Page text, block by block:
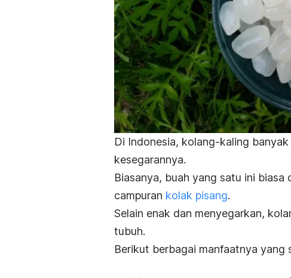
Di Indonesia, kolang-kaling
kesegarannya.
Biasanya, buah yang satu ini
campuran kolak pisang.
Selain enak dan menyegarkan,
tubuh.
Berikut berbagai manfaatnya yang